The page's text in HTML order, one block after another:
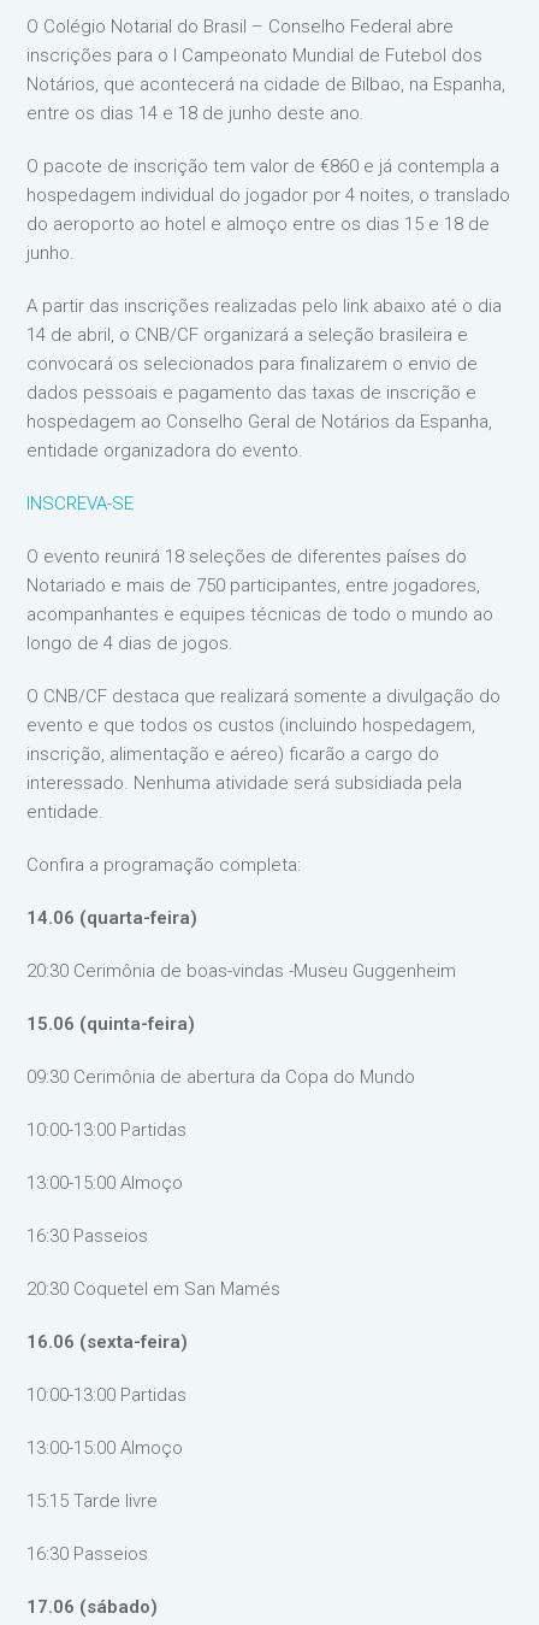
O Colégio Notarial do Brasil – Conselho Federal abre
inscrições para o I Campeonato Mundial de Futebol dos
Notários, que acontecerá na cidade de Bilbao, na Espanha,
entre os dias 14 e 18 de junho deste ano.
O pacote de inscrição tem valor de €860 e já contempla a
hospedagem individual do jogador por 4 noites, o translado
do aeroporto ao hotel e almoço entre os dias 15 e 18 de
junho.
A partir das inscrições realizadas pelo link abaixo até o dia
14 de abril, o CNB/CF organizará a seleção brasileira e
convocará os selecionados para finalizarem o envio de
dados pessoais e pagamento das taxas de inscrição e
hospedagem ao Conselho Geral de Notários da Espanha,
entidade organizadora do evento.
INSCREVA-SE
O evento reunirá 18 seleções de diferentes países do
Notariado e mais de 750 participantes, entre jogadores,
acompanhantes e equipes técnicas de todo o mundo ao
longo de 4 dias de jogos.
O CNB/CF destaca que realizará somente a divulgação do
evento e que todos os custos (incluindo hospedagem,
inscrição, alimentação e aéreo) ficarão a cargo do
interessado. Nenhuma atividade será subsidiada pela
entidade.
Confira a programação completa:
14.06 (quarta-feira)
20:30 Cerimônia de boas-vindas -Museu Guggenheim
15.06 (quinta-feira)
09:30 Cerimônia de abertura da Copa do Mundo
10:00-13:00 Partidas
13:00-15:00 Almoço
16:30 Passeios
20:30 Coquetel em San Mamés
16.06 (sexta-feira)
10:00-13:00 Partidas
13:00-15:00 Almoço
15:15 Tarde livre
16:30 Passeios
17.06 (sábado)